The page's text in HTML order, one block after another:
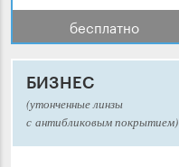
бесплатно
БИЗНЕС
(утонченные линзы
с антибликовым покрытием)